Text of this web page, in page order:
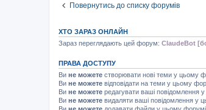
Повернутись до списку форумів
ХТО ЗАРАЗ ОНЛАЙН
Зараз переглядають цей форум: ClaudeBot
ПРАВА ДОСТУПУ
Ви не можете створювати нові теми у цьому
Ви не можете відповідати на теми у цьому
Ви не можете редагувати ваші повідомлення
Ви не можете видаляти ваші повідомлення у
Ви не можете додавати файли у цьому форумі